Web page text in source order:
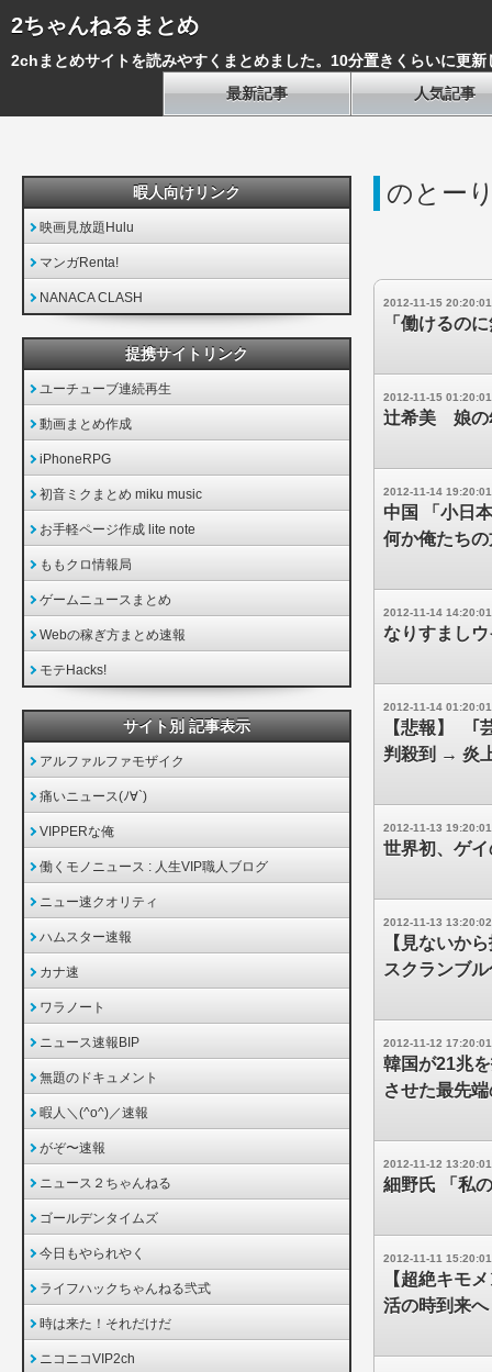
2ちゃんねるまとめ
2chまとめサイトを読みやすくまとめました。10分置きくらいに更新
最新記事
人気記事
のとー
2012-11-15 20:20:01
「働ける
2012-11-15 01:20:01
辻希美 娘の
2012-11-14 19:20:01
中国 「小日
何か俺たち
2012-11-14 14:20:01
なりすまし
2012-11-14 01:20:01
【悲報】 ｢
判殺到 → 炎
2012-11-13 19:20:01
世界初、ゲ
2012-11-13 13:20:02
【見ないか
スクランブ
2012-11-12 17:20:01
韓国が21兆
させた最先
2012-11-12 13:20:01
細野氏 「私
2012-11-11 15:20:01
【超絶キモ
活の時到来へ
暇人向けリンク
映画見放題Hulu
マンガRenta!
NANACA CLASH
提携サイトリンク
ユーチューブ連続再生
動画まとめ作成
iPhoneRPG
初音ミクまとめ miku music
お手軽ページ作成 lite note
ももクロ情報局
ゲームニュースまとめ
Webの稼ぎ方まとめ速報
モテHacks!
サイト別 記事表示
アルファルファモザイク
痛いニュース(ﾉ∀`)
VIPPERな俺
働くモノニュース : 人生VIP職人ブログ
ニュー速クオリティ
ハムスター速報
カナ速
ワラノート
ニュース速報BIP
無題のドキュメント
暇人＼(^o^)／速報
がぞ〜速報
ニュース２ちゃんねる
ゴールデンタイムズ
今日もやられやく
ライフハックちゃんねる弐式
時は来た！それだけだ
ニコニコVIP2ch